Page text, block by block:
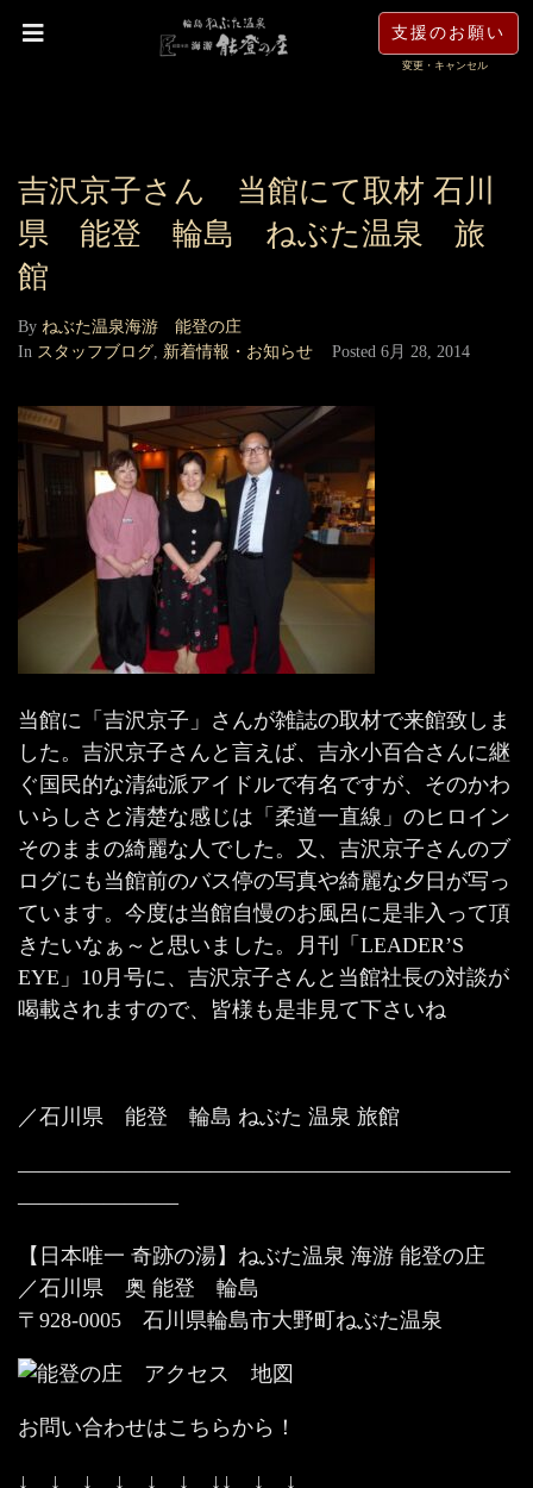
支援のお願い
変更・キャンセル
吉沢京子さん 当館にて取材 石川
県 能登 輪島 ねぶた温泉 旅
館
By ねぶた温泉海游 能登の庄
In スタッフブログ, 新着情報・お知らせ Posted 6月 28, 2014
当館に「吉沢京子」さんが雑誌の取材で来館致しま
した。吉沢京子さんと言えば、吉永小百合さんに継
ぐ国民的な清純派アイドルで有名ですが、そのかわ
いらしさと清楚な感じは「柔道一直線」のヒロイン
そのままの綺麗な人でした。又、吉沢京子さんのブ
ログにも当館前のバス停の写真や綺麗な夕日が写っ
ています。今度は当館自慢のお風呂に是非入って頂
きたいなぁ～と思いました。月刊「LEADER’S
EYE」10月号に、吉沢京子さんと当館社長の対談が
喝載されますので、皆様も是非見て下さいね
／石川県 能登 輪島 ねぶた 温泉 旅館
———————————————————————
———————–
【日本唯一 奇跡の湯】ねぶた温泉 海游 能登の庄
／石川県 奥 能登 輪島
〒928-0005 石川県輪島市大野町ねぶた温泉
お問い合わせはこちらから！
↓ ↓ ↓ ↓ ↓ ↓ ↓↓ ↓ ↓